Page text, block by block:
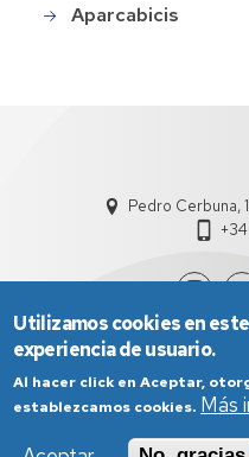
Aparcabicis
Pedro Cerbuna,
Utilizamos cookies en
experiencia de usuario.
Al hacer click en Aceptar,
establezcamos cookies. Más